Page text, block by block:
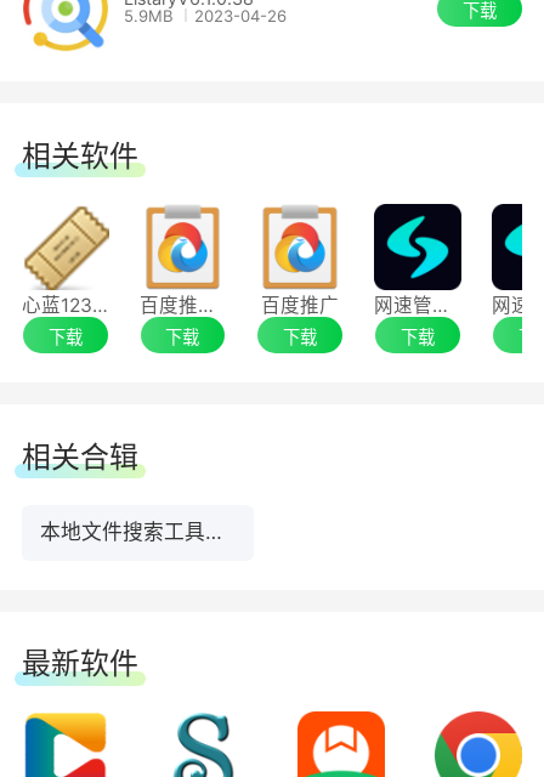
站或搜索引擎的浏览器窗口。
关键字搜索，而不是单击或跳转到浏览器。例如，
“gg如何编写html”将在您喜欢的浏览器中打开“如
何编写html”的Google搜索结果。
Listary包括针对热门网站的大量关键字查询，
如Twitter，Facebook，维基百科，Youtube，
Bing，亚马逊，谷歌地图等等。
Listary的鼠标附件可让您双击Windows环境中的
键，即可在屏幕上打开Listary搜索工具栏。
5.9MB 2023-04-26 下载
相关软件
心蓝12306订票助手
下载
百度推广助手
下载
百度推广
下载
网速管家Speedtest电脑版
下载 下
相关合辑
本地文件搜索工具排行榜TOP10下载
最新软件